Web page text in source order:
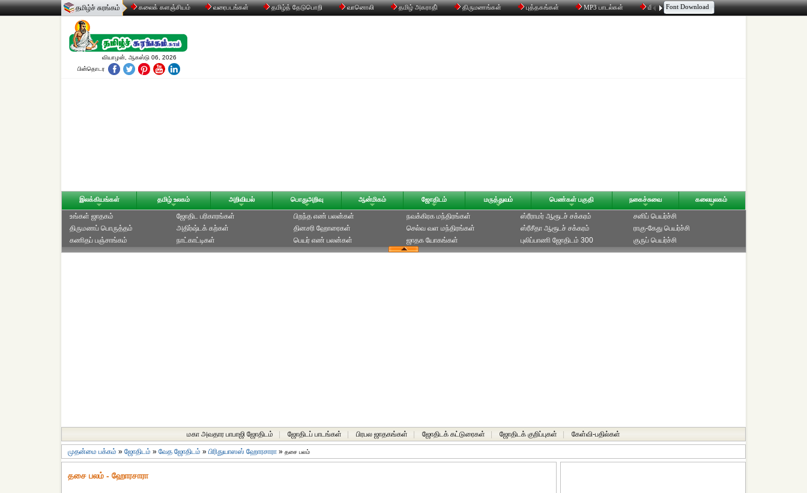
தமிழ்ச் சுரங்கம் கலைக் களஞ்சியம் வரைபடங்கள் தமிழ்த் தேடுபொறி வானொலி தமிழ் அகராதி் திருமணங்கள் புத்தகங்கள் MP3 பாடல்கள் மின்னஞ்சல் திரட்டி உரையாடல்
Font Download
வியாழன், ஆகஸ்டு 06, 2026
பின்தொடர
இலக்கியங்கள் தமிழ் உலகம் அறிவியல் பொதுஅறிவு ஆன்மிகம் ஜோதிடம் மருத்துவம் பெண்கள் பகுதி நகைச்சுவை கலையுலகம்
உங்கள் ஜாதகம்
திருமணப் பொருத்தம்
கணிதப் பஞ்சாங்கம்
ஜோதிட ப‌ரிகார‌ங்க‌ள்
அதிர்ஷ்டக் கற்கள்
நாட்காட்டிகள்
பிறந்த எண் பலன்கள்
தினசரி ஹோரைகள்
பெயர் எண் பலன்கள்
நவக்கிரக மந்திரங்கள்
செல்வ வள மந்திரங்கள்
ஜாதக யோகங்கள்
ஸ்ரீராமர் ஆரூடச் சக்கரம்
ஸ்ரீசீதா ஆரூடச் சக்கரம்
புலிப்பாணி ஜோதிடம் 300
சனிப் பெயர்ச்சி
ராகு-கேது பெயர்ச்சி
குருப் பெயர்ச்சி
மகா அவதார பாபாஜி ஜோதிடம் ஜோதிடப் பாடங்கள் பிரபல ஜாதகங்கள் ஜோதிடக் கட்டுரைகள் ஜோதிடக் குறிப்புகள் கேள்வி-பதில்கள்
முதன்மை பக்கம் » ஜோதிடம் » வேத ஜோதிடம் » பிரிதுயாஸஸ் ஹோரசாரா » தசை பலம்
தசை பலம் - ஹோரசாரா